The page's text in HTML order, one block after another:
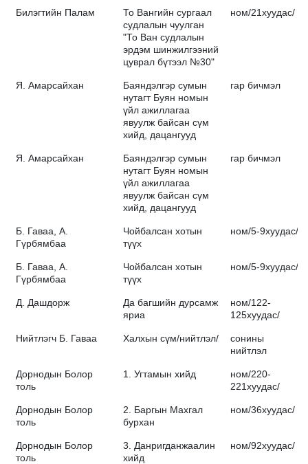
Билэгтийн Палам
То Вангийн сургаал
судлалын чуулган
"То Ван судлалын
эрдэм шинжилгээний
цуврал бүтээл №30"
ном/21хуудас/
Я. Амарсайхан
Баяндэлгэр сумын
нутагт Буян номын
үйл ажиллагаа
явуулж байсан сүм
хийд, дацангууд
гар бичмэл
Я. Амарсайхан
Баяндэлгэр сумын
нутагт Буян номын
үйл ажиллагаа
явуулж байсан сүм
хийд, дацангууд
гар бичмэл
Б. Гаваа, А.
Гүрбямбаа
Чойбалсан хотын
түүх
ном/5-9хуудас/
Б. Гаваа, А.
Гүрбямбаа
Чойбалсан хотын
түүх
ном/5-9хуудас/
Д. Дашдорж
Да багшийн дурсамж
яриа
ном/122-
125хуудас/
Нийтлэгч Б. Гаваа Халхын сүм/нийтлэл/
сонины
нийтлэл
Дорнодын Болор
толь
1. Угтамын хийд
ном/220-
221хуудас/
Дорнодын Болор
толь
2. Баргын Махгал
бурхан
ном/36хуудас/
Дорнодын Болор
толь
3. Данригданжаалин
хийд
ном/92хуудас/